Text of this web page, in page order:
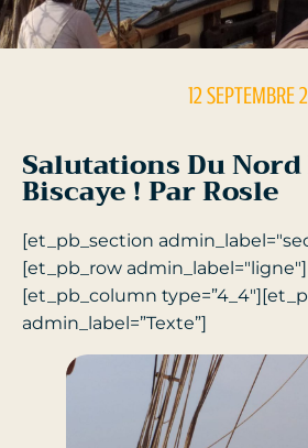
12 SEPTEMBRE
Salutations Du Nord
Biscaye ! Par Rosle
[et_pb_section
[et_pb_row admin_label="ligne"]
[et_pb_column
admin_label=”Texte”]